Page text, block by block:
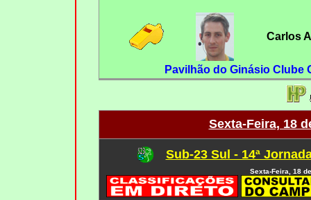
Carlos
Pavilhão do Ginásio Clube
Sexta-Feira, 18
Sub-23 Sul - 14ª
Sexta-Feira, 18